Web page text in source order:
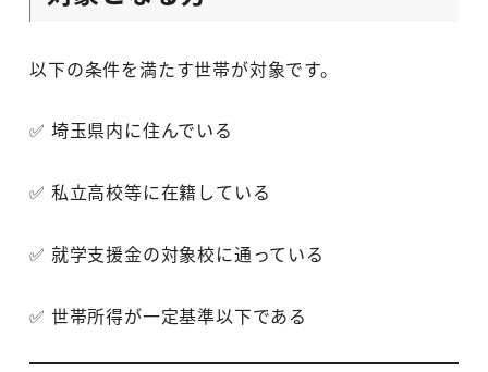
以下の条件を満たす世帯が対象です。
✅ 埼玉県内に住んでいる
✅ 私立高校等に在籍している
✅ 就学支援金の対象校に通っている
✅ 世帯所得が一定基準以下である